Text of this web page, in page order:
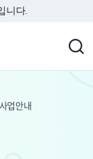
니다.
업안내